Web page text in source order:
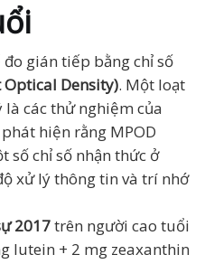
gián tiếp bằng chỉ số
Density). Một loạt
các thử nghiệm của
hiện rằng MPOD
số chỉ số nhận thức ở
xử lý thông tin và trí nhớ
2017trên người cao tuổi
lutein + 2 mg zeaxanthin